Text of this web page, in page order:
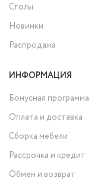
Столы
Новинки
Распродажа
ИНФОРМАЦИЯ
Бонусная программа
Оплата и доставка
Сборка мебели
Рассрочка и кредит
Обмен и возврат